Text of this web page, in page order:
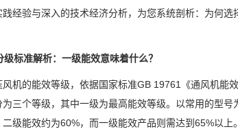
践经验与深入的技术经济分析，为您系统剖析：为何
级标准解析：一级能效意味着什么？
风机的能效等级，依据国家标准GB 19761《通风机能
为三个等级，其中一级为最高能效等级。以常用的型
二级能效约为60%，而一级能效产品则需达到65%以